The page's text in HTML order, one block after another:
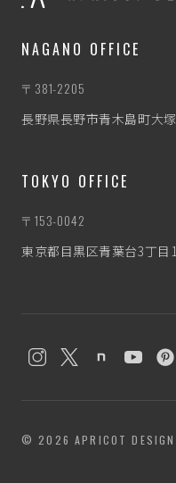
NAGANO OFFICE
〒381-2205
長野県長野市青木島町大
TOKYO OFFICE
〒153-0042
東京都目黒区青葉台3丁目
© 2026 APRICOT DESIGN